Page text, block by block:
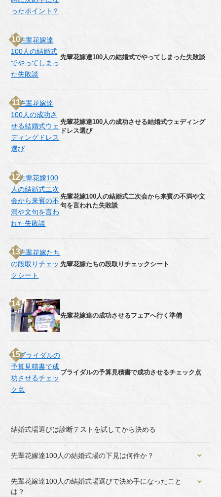
先輩花嫁達100人の結婚式でやってしまった失敗談
先輩花嫁達100人の成功させる結婚式ウェディング
ドレス選び
先輩花嫁100人の結婚式二次会から来賓の不満や文
句を言われた失敗談
先輩花嫁たちの段取りチェックシート
先輩花嫁達の成功させるフェアへ行く準備
ブライダルの予算見積書で成功させるチェック点
結婚式場選びは診断テストを試してから決める
先輩花嫁達100人の結婚式場の下見は何件か？
先輩花嫁達100人の結婚式場選びで決め手になったこと
は？